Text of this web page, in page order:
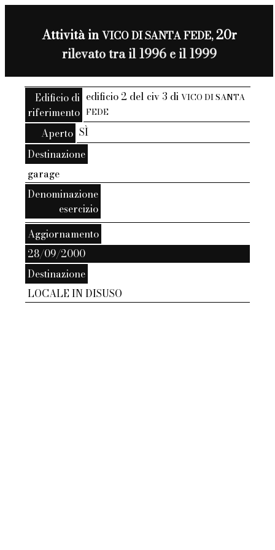
Attività inVICO DI SANTA FEDE,20r
rilevato tra il 1996 e il 1999
Edificio di
riferimento
edificio 2 del civ 3 diVICO DI SANTA
FEDE
Aperto SÌ
Destinazione
garage
Denominazione
esercizio
Aggiornamento
28/09/2000
Destinazione
LOCALE IN DISUSO